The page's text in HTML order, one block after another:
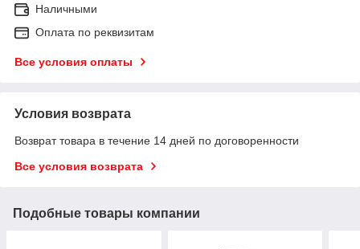
Наличными
Оплата по реквизитам
Все условия оплаты
Условия возврата
Возврат товара в течение 14 дней по договоренности
Все условия возврата
Подобные товары компании